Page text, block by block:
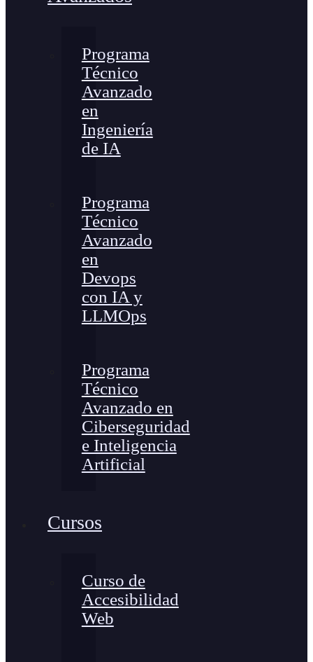
Programa
Técnico
Avanzado
en
Ingeniería
de IA
Programa
Técnico
Avanzado
en
Devops
con IA y
LLMOps
Programa
Técnico
Avanzado en
Ciberseguridad
e Inteligencia
Artificial
Cursos
Curso de
Accesibilidad
Web